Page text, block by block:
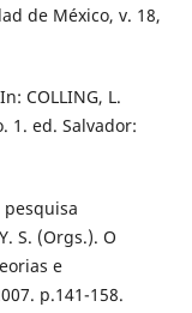
de México, v. 18,
COLLING, L.
1. ed. Salvador:
pesquisa
S. (Orgs.). O
e
p.141-158.